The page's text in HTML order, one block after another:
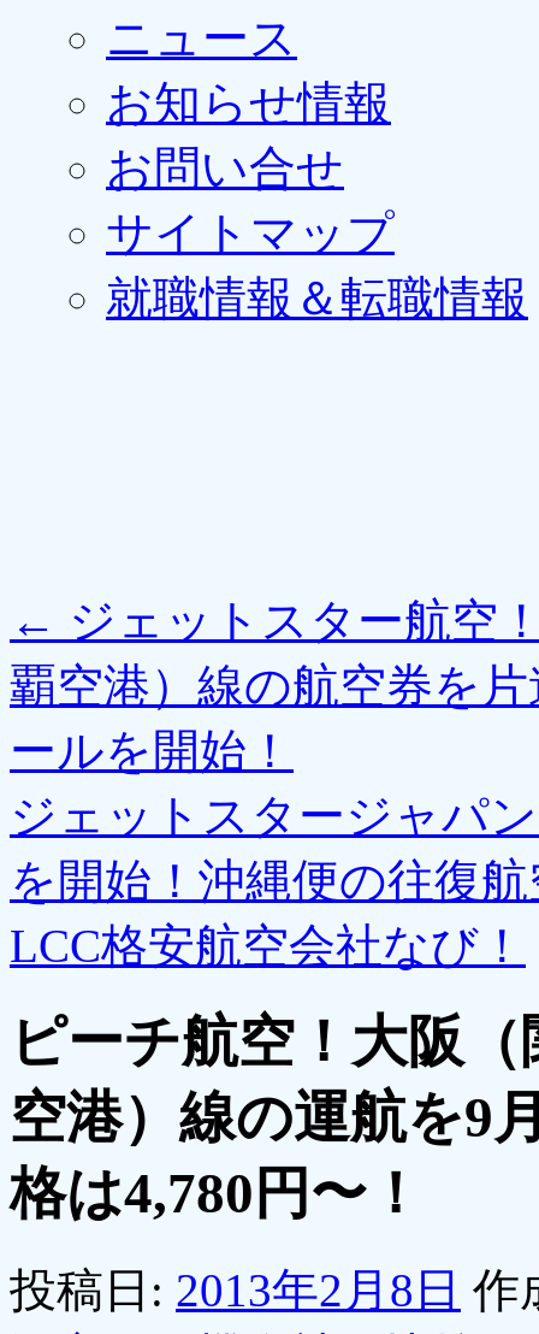
ニュース
お知らせ情報
お問い合せ
サイトマップ
就職情報＆転職情報
← ジェットスター航空
覇空港）線の航空券を
ールを開始！
ジェットスタージャパ
を開始！沖縄便の往復
LCC格安航空会社なび！
ピーチ航空！大阪
空港）線の運航を9
格は4,780円〜！
投稿日: 2013年2月8日 作